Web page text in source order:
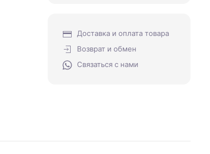
Доставка и оплата товара
Возврат и обмен
Связаться с нами